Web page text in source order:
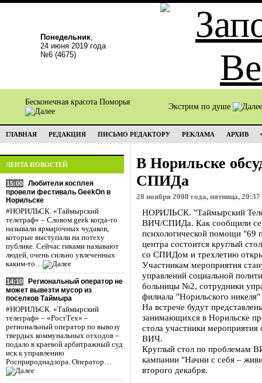
Понедельник,
24 июня 2019 года
№6 (4675)
Бесконечная красота Поморья
Экстрим по душе
ГЛАВНАЯ РЕДАКЦИЯ ПИСЬМО РЕДАКТОРУ РЕКЛАМА АРХИВ
ЛЕНТА НОВОСТЕЙ
15:00
Любители косплея
провели фестиваль GeekOn в
Норильске
#НОРИЛЬСК. «Таймырский
телеграф» – Словом geek когда-то
называли ярмарочных чудаков,
которые выступали на потеху
публике. Сейчас гиками называют
людей, очень сильно увлеченных
каким-то…
14:10
Региональный оператор не
может вывезти мусор из
поселков Таймыра
#НОРИЛЬСК. «Таймырский
телеграф» – «РостТех» –
региональный оператор по вывозу
твердых коммунальных отходов –
подало в краевой арбитражный суд
иск к управлению
Росприроднадзора. Оператор…
В Норильске
СПИДа
28 ноября 2008 года, пятница, 20:37
НОРИЛЬСК. "Таймырский
ВИЧ/СПИДа. Как сообщили
психологической помощи "69
центра состоится круглый
со СПИДом и трехлетию
Участникам мероприятия
управлений социальной
больницы №2, сотрудники
филиала "Норильского
На встрече будут
занимающихся в Норильске
стола участники мероприятия
ВИЧ.
Круглый стол по проблемам
кампании "Начни с себя –
второго декабря.